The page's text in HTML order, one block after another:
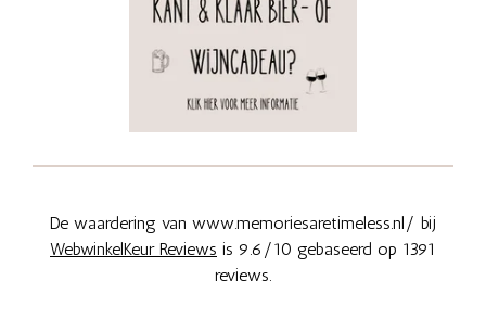
De waardering van www.memoriesaretimeless.nl/ bij
WebwinkelKeur Reviews is 9.6/10 gebaseerd op 1391
reviews.